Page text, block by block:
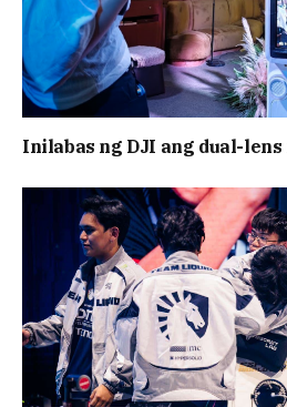
Inilabas ng DJI ang dual-lens